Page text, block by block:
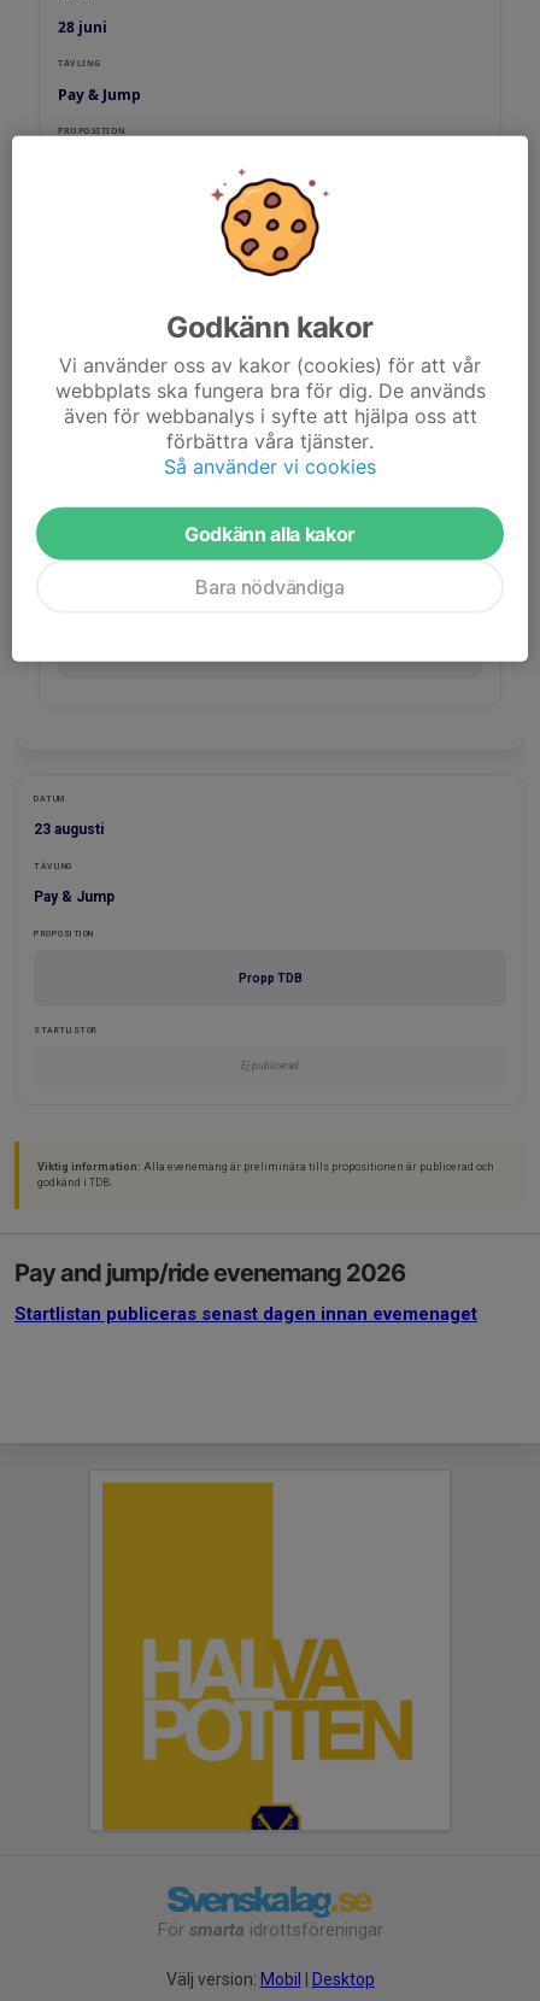
28 juni
TÄVLING
Pay & Jump
PROPOSITION
Propp TDB
DATUM
29 juli
Propp TDB
DATUM
23 augusti
TÄVLING
Pay & Jump
PROPOSITION
Propp TDB
STARTLISTOR
Ej publicerad
Viktig information: Alla evenemang är preliminära tills propositionen är publicerad och
godkänd i TDB.
Pay and jump/ride evenemang 2026
Startlistan publiceras senast dagen innan evemenaget
För smarta idrottsföreningar
Välj version: Mobil Desktop
Godkänn kakor
Vi använder oss av kakor (cookies) för att vår
webbplats ska fungera bra för dig. De används
även för webbanalys i syfte att hjälpa oss att
förbättra våra tjänster.
Så använder vi cookies
Godkänn alla kakor
Bara nödvändiga